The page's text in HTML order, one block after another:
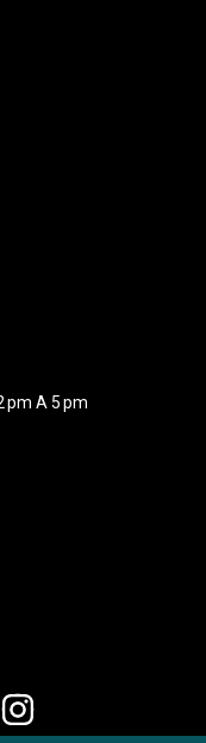
Pm A 5 Pm